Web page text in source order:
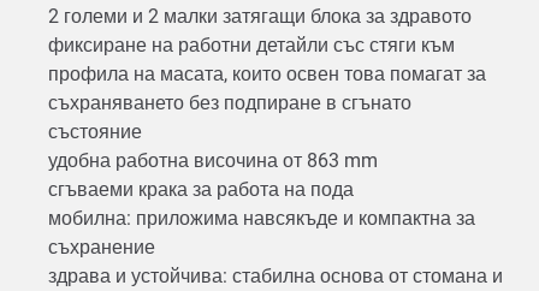
2 големи и 2 малки затягащи блока за здравото
фиксиране на работни детайли със стяги към
профила на масата, които освен това помагат за
съхраняването без подпиране в сгънато
състояние
удобна работна височина от 863 mm
сгъваеми крака за работа на пода
мобилна: приложима навсякъде и компактна за
съхранение
здрава и устойчива: стабилна основа от стомана и